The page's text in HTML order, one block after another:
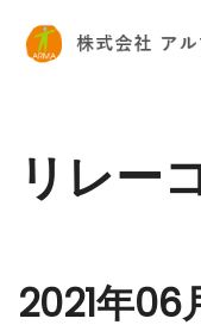
リレー
2021年06